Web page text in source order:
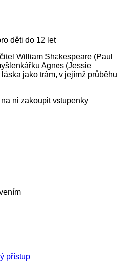
děti do 12 let
William Shakespeare (Paul
Agnes (Jessie
jako trám, v jejímž průběhu
ni zakoupit vstupenky
přístup